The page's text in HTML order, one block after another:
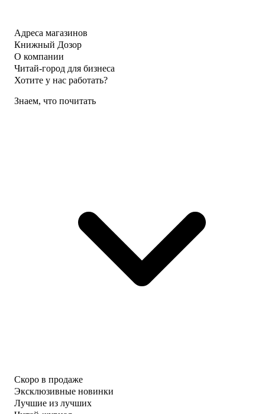
Адреса магазинов
Книжный Дозор
О компании
Читай-город для бизнеса
Хотите у нас работать?
Знаем, что почитать
Скоро в продаже
Эксклюзивные новинки
Лучшие из лучших